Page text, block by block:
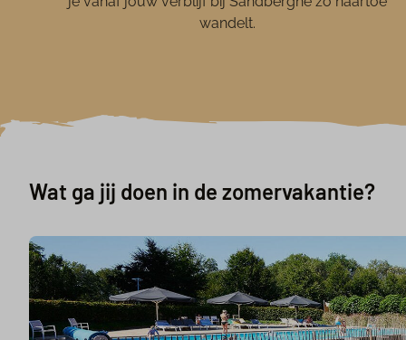
wandelt.
Wat ga jij doen in de zomervakantie?